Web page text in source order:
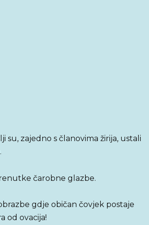
su, zajedno s članovima žirija, ustali
čarobne glazbe.
gdje običan čovjek postaje
od ovacija!